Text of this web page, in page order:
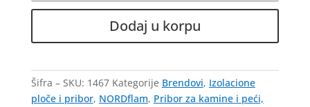
visoke
300ml/1500°C
Hearth
količina
Dodaj u korpu
Šifra – SKU: 1467 Kategorije Brendovi, Izolacione
ploče i pribor, NORDflam, Pribor za kamine i peći,